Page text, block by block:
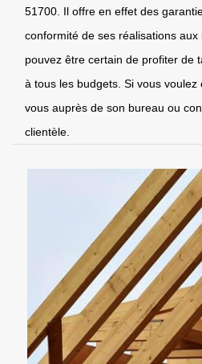
51700. Il offre en effet des
conformité de ses réalisations aux
pouvez être certain de profiter de
à tous les budgets. Si vous
vous auprès de son bureau ou
clientèle.